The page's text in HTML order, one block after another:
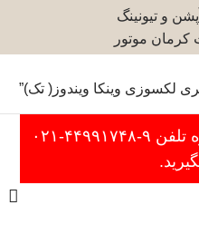
وینکا ویندوز( تک)”
جهت ثبت سفارش با شماره تلفن ۹-۴۴۹۹۱۷۴۸-۰۲۱